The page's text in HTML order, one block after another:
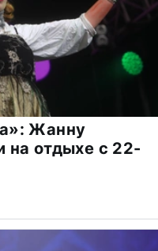
Жанну
на отдыхе с 22-